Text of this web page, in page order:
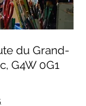
du Grand-
G4W 0G1